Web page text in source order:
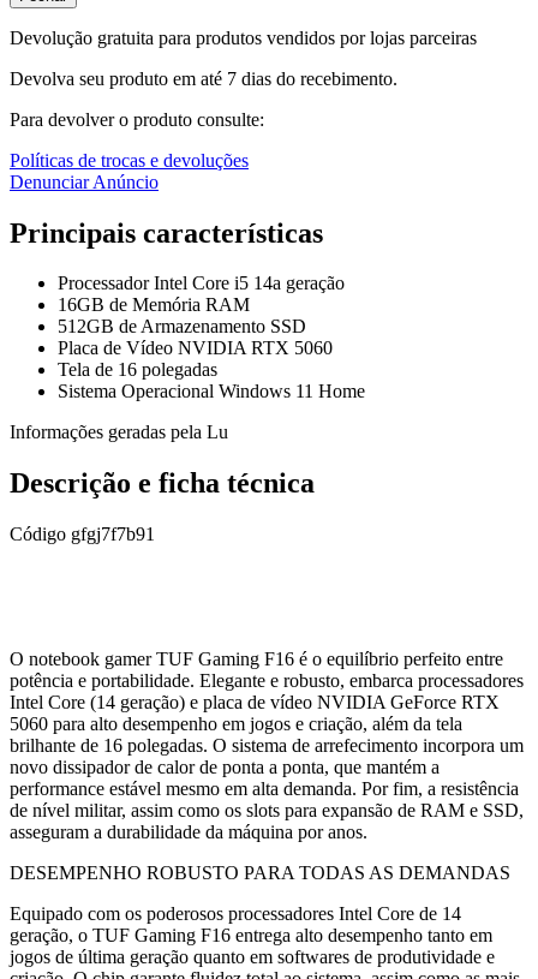
Devolução gratuita para produtos vendidos por lojas parceiras
Devolva seu produto em até 7 dias do recebimento.
Para devolver o produto consulte:
Políticas de trocas e devoluções
Denunciar Anúncio
Principais características
Processador Intel Core i5 14a geração
16GB de Memória RAM
512GB de Armazenamento SSD
Placa de Vídeo NVIDIA RTX 5060
Tela de 16 polegadas
Sistema Operacional Windows 11 Home
Informações geradas pela Lu
Descrição e ficha técnica
Código gfgj7f7b91
O notebook gamer TUF Gaming F16 é o equilíbrio perfeito entre
potência e portabilidade. Elegante e robusto, embarca processadores
Intel Core (14 geração) e placa de vídeo NVIDIA GeForce RTX
5060 para alto desempenho em jogos e criação, além da tela
brilhante de 16 polegadas. O sistema de arrefecimento incorpora um
novo dissipador de calor de ponta a ponta, que mantém a
performance estável mesmo em alta demanda. Por fim, a resistência
de nível militar, assim como os slots para expansão de RAM e SSD,
asseguram a durabilidade da máquina por anos.
DESEMPENHO ROBUSTO PARA TODAS AS DEMANDAS
Equipado com os poderosos processadores Intel Core de 14
geração, o TUF Gaming F16 entrega alto desempenho tanto em
jogos de última geração quanto em softwares de produtividade e